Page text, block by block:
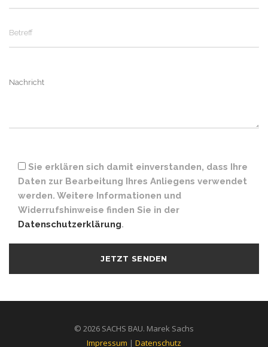
Sie erklären sich damit einverstanden, dass Ihre
Daten zur Bearbeitung Ihres Anliegens verwendet
werden. Weitere Informationen und
Widerrufshinweise finden Sie in der
Datenschutzerklärung.
© 2026 SACHS BAU. Marek Sachs
Impressum | Datenschutz